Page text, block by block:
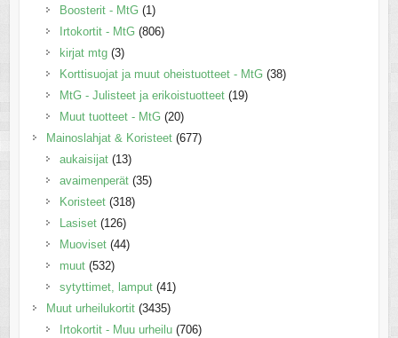
Boosterit - MtG (1)
Irtokortit - MtG (806)
kirjat mtg (3)
Korttisuojat ja muut oheistuotteet - MtG (38)
MtG - Julisteet ja erikoistuotteet (19)
Muut tuotteet - MtG (20)
Mainoslahjat & Koristeet (677)
aukaisijat (13)
avaimenperät (35)
Koristeet (318)
Lasiset (126)
Muoviset (44)
muut (532)
sytyttimet, lamput (41)
Muut urheilukortit (3435)
Irtokortit - Muu urheilu (706)